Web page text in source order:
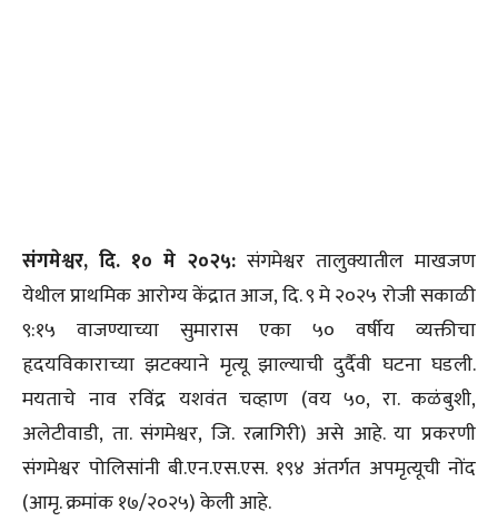
संगमेश्वर, दि. १० मे २०२५: संगमेश्वर तालुक्यातील माखजण
येथील प्राथमिक आरोग्य केंद्रात आज, दि. ९ मे २०२५ रोजी सकाळी
९:१५ वाजण्याच्या सुमारास एका ५० वर्षीय व्यक्तीचा
हृदयविकाराच्या झटक्याने मृत्यू झाल्याची दुर्दैवी घटना घडली.
मयताचे नाव रविंद्र यशवंत चव्हाण (वय ५०, रा. कळंबुशी,
अलेटीवाडी, ता. संगमेश्वर, जि. रत्नागिरी) असे आहे. या प्रकरणी
संगमेश्वर पोलिसांनी बी.एन.एस.एस. १९४ अंतर्गत अपमृत्यूची नोंद
(आमृ. क्रमांक १७/२०२५) केली आहे.